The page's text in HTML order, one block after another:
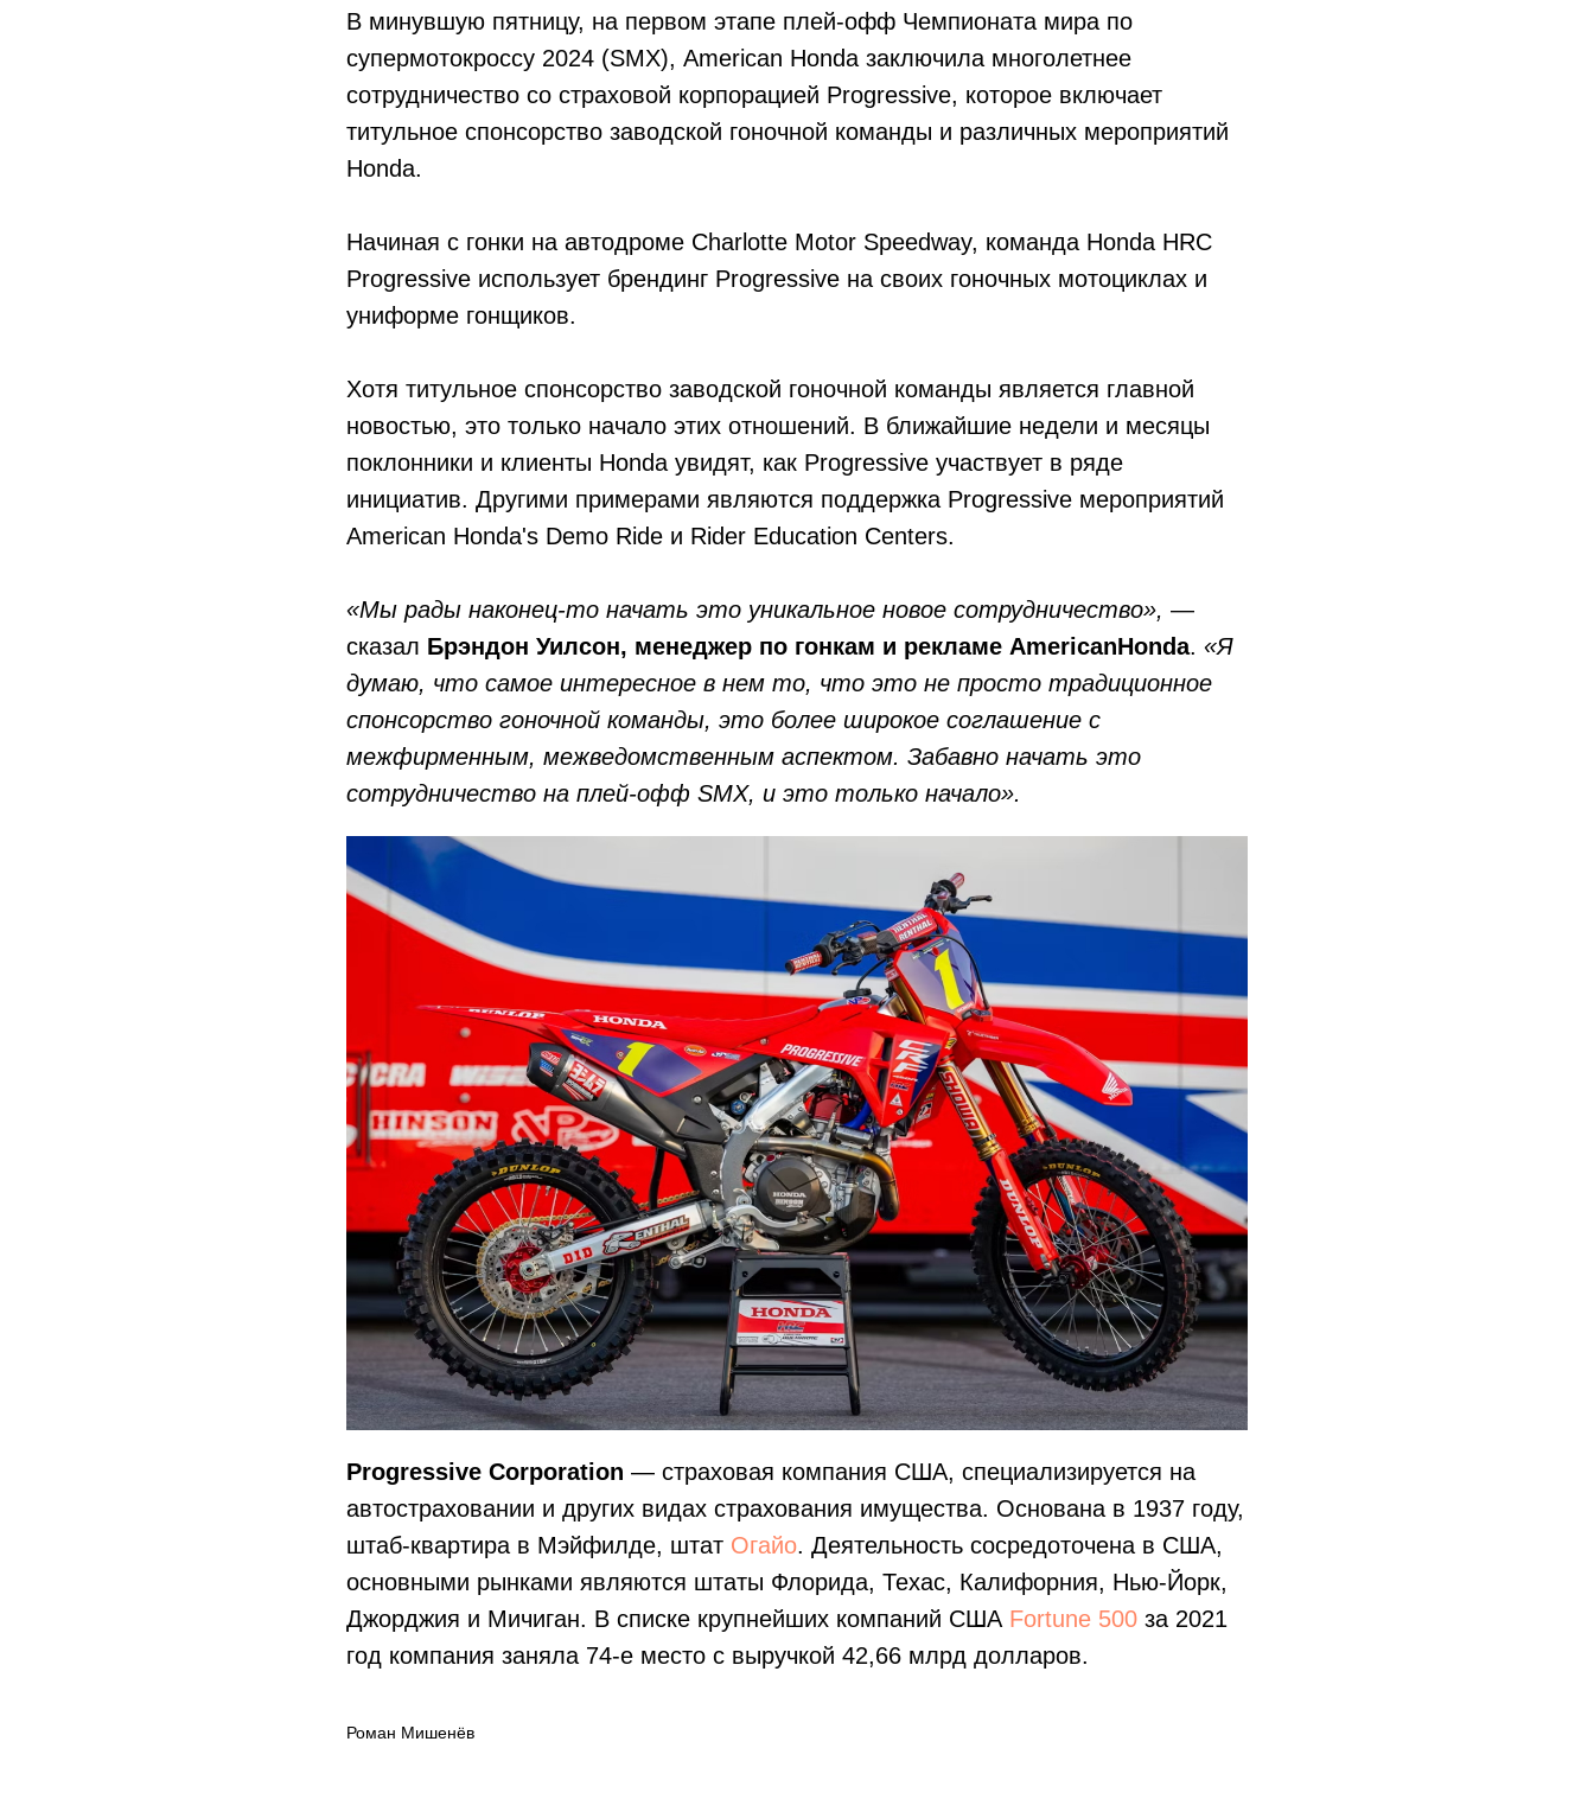
В минувшую пятницу, на первом этапе плей-офф Чемпионата мира по
супермотокроссу 2024 (SMX), American Honda заключила многолетнее
сотрудничество со страховой корпорацией Progressive, которое включает
титульное спонсорство заводской гоночной команды и различных мероприятий
Honda.
Начиная с гонки на автодроме Charlotte Motor Speedway, команда Honda HRC
Progressive использует брендинг Progressive на своих гоночных мотоциклах и
униформе гонщиков.
Хотя титульное спонсорство заводской гоночной команды является главной
новостью, это только начало этих отношений. В ближайшие недели и месяцы
поклонники и клиенты Honda увидят, как Progressive участвует в ряде
инициатив. Другими примерами являются поддержка Progressive мероприятий
American Honda's Demo Ride и Rider Education Centers.
«Мы рады наконец-то начать это уникальное новое сотрудничество», —
сказал Брэндон Уилсон, менеджер по гонкам и рекламе AmericanHonda. «Я
думаю, что самое интересное в нем то, что это не просто традиционное
спонсорство гоночной команды, это более широкое соглашение с
межфирменным, межведомственным аспектом. Забавно начать это
сотрудничество на плей-офф SMX, и это только начало».
Progressive Corporation — страховая компания США, специализируется на
автостраховании и других видах страхования имущества. Основана в 1937 году,
штаб-квартира в Мэйфилде, штат Огайо. Деятельность сосредоточена в США,
основными рынками являются штаты Флорида, Техас, Калифорния, Нью-Йорк,
Джорджия и Мичиган. В списке крупнейших компаний США Fortune 500 за 2021
год компания заняла 74-е место с выручкой 42,66 млрд долларов.
Роман Мишенёв